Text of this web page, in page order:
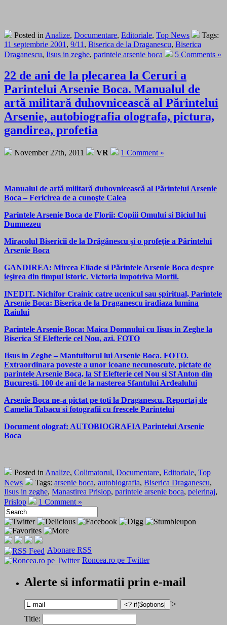
Posted in Analize, Documentare, Editoriale, Top News
Tags:
11 septembrie 2001 , 9/11 , Biserica de la Draganescu, Biserica
Draganescu, Iisus in zeghe, parintele arsenie boca 5 Comments »
22 de ani de la plecarea la Ceruri a
Parintelui Arsenie Boca. Manualul de
artă militară duhovnicească al Părintelui
Arsenie, autobiografia olografa, pictura,
gandirea, profetia
November 27th, 2011 VR 1 Comment »
Manualul de artă militară duhovnicească al Părintelui Arsenie
Boca – Fericirea de a cunoşte Calea
Parintele Arsenie Boca de Florii: Copiii Omului si Biciul lui
Dumnezeu
Miracolul Bisericii de la Drăgănescu şi o profeţie a Părintelui
Arsenie Boca
GANDIREA: Mircea Eliade si Părintele Arsenie Boca despre
ieşirea din timpul istoric. Victoria impotriva Mortii.
INEDIT. Nichifor Crainic catre ucenicul sau spiritual, Parintele
Arsenie Boca: Biserica de la Draganescu iradiaza lumina
Raiului
Parintele Arsenie Boca: Maica Domnului cu Iisus in Zeghe la
Biserica Sf Elefterie cel Nou, azi. FOTO
Iisus in Zeghe – Mantuitorul lui Arsenie Boca. FOTO.
Extraordinara poveste a unor icoane necunoscute, pictate de
parintele Arsenie Boca, la Sf Elefterie cel Nou si Sf Anton din
Bucuresti. 100 de ani de la nasterea Sfantului Ardealului
Arsenie Boca ne-a pictat pe toti la Draganescu. Reportaj de
Camelia Tabacu si fotografii cu frescele Parintelui
Document olograf: AUTOBIOGRAFIA Parintelui Arsenie
Boca
Posted in Analize, Colimatorul, Documentare, Editoriale, Top
News
Tags: arsenie boca, autobiografia, Biserica Draganescu,
Iisus in zeghe, Manastirea Prislop, parintele arsenie boca, pelerinaj,
Prislop
1 Comment »
Abonare RSS
Roncea.ro pe Twitter
Alerte si informatii prin e-mail
'>
Title: